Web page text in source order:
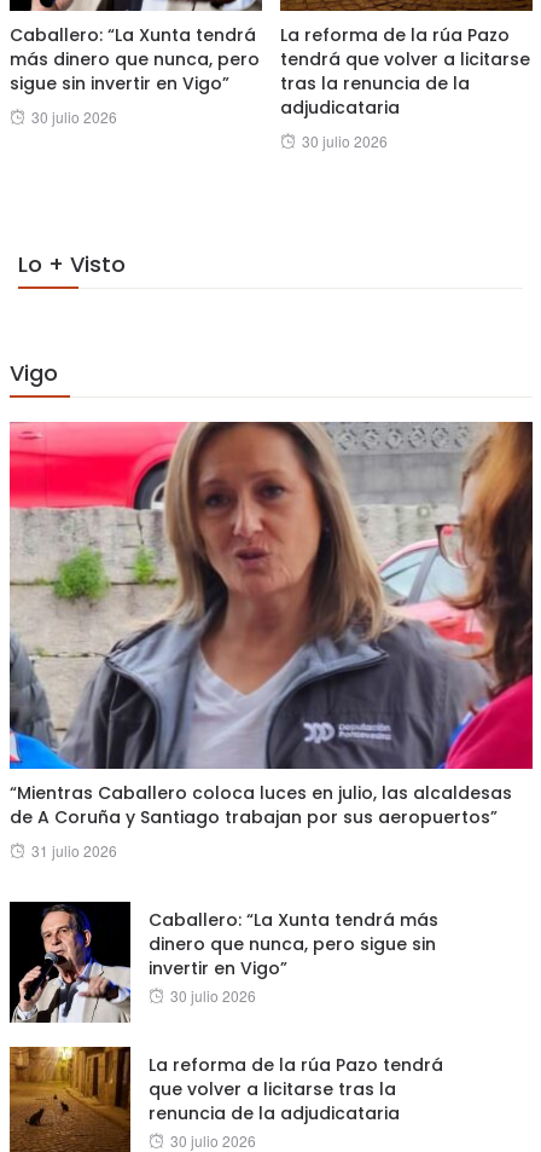
Caballero: “La Xunta tendrá
más dinero que nunca, pero
sigue sin invertir en Vigo”
Posted
30 julio 2026
La reforma de la rúa Pazo
tendrá que volver a licitarse
tras la renuncia de la
adjudicataria
Posted
30 julio 2026
Lo + Visto
Vigo
“Mientras Caballero coloca luces en julio, las alcaldesas
de A Coruña y Santiago trabajan por sus aeropuertos”
Posted
31 julio 2026
Caballero: “La Xunta tendrá más
dinero que nunca, pero sigue sin
invertir en Vigo”
Posted
30 julio 2026
La reforma de la rúa Pazo tendrá
que volver a licitarse tras la
renuncia de la adjudicataria
Posted
30 julio 2026